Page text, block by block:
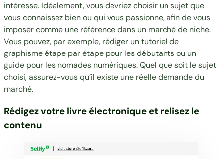
intéresse. Idéalement, vous devriez choisir un sujet que
vous connaissez bien ou qui vous passionne, afin de vous
imposer comme une référence dans un marché de niche.
Vous pouvez, par exemple, rédiger un tutoriel de
graphisme étape par étape pour les débutants ou un
guide pour les nomades numériques. Quel que soit le sujet
choisi, assurez-vous qu’il existe une réelle demande du
marché.
Rédigez votre livre électronique et relisez le
contenu